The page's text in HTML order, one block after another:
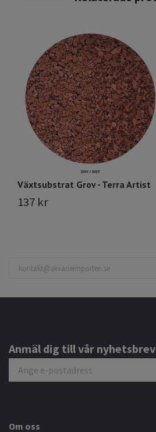
Växtsubstrat Grov - Terra Artist
137 kr
Anmäl dig till vår nyhetsbrev
Om oss